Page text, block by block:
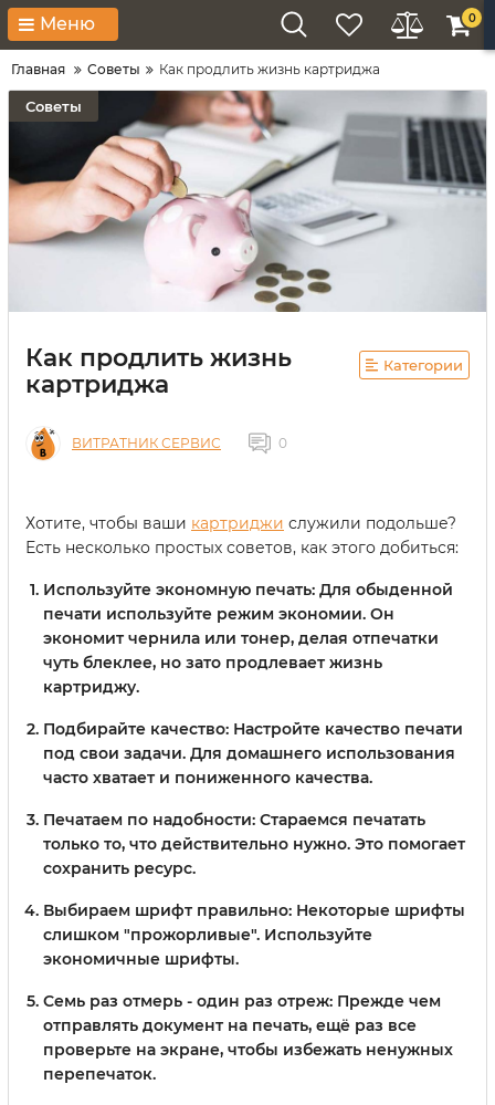
Меню 0
Главная Советы Как продлить жизнь картриджа
Советы
Как продлить жизнь
картриджа
Категории
ВИТРАТНИК СЕРВИС 0
Хотите, чтобы ваши картриджи служили подольше?
Есть несколько простых советов, как этого добиться:
Используйте экономную печать: Для обыденной
печати используйте режим экономии. Он
экономит чернила или тонер, делая отпечатки
чуть блеклее, но зато продлевает жизнь
картриджу.
Подбирайте качество: Настройте качество печати
под свои задачи. Для домашнего использования
часто хватает и пониженного качества.
Печатаем по надобности: Стараемся печатать
только то, что действительно нужно. Это помогает
сохранить ресурс.
Выбираем шрифт правильно: Некоторые шрифты
слишком "прожорливые". Используйте
экономичные шрифты.
Семь раз отмерь - один раз отреж: Прежде чем
отправлять документ на печать, ещё раз все
проверьте на экране, чтобы избежать ненужных
перепечаток.